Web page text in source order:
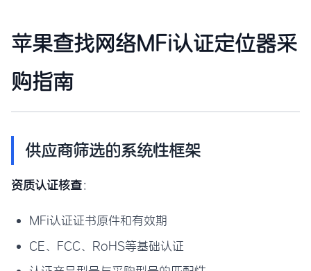
苹果查找网络MFi认证定位器采
购指南
供应商筛选的系统性框架
资质认证核查：
MFi认证证书原件和有效期
CE、FCC、RoHS等基础认证